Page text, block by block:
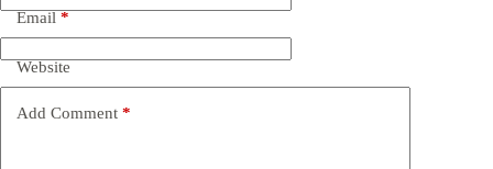
Email*
Website
Add Comment *